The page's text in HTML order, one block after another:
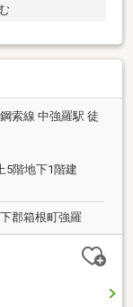
索線 中強羅駅 徒
5階地下1階建
郡箱根町強羅